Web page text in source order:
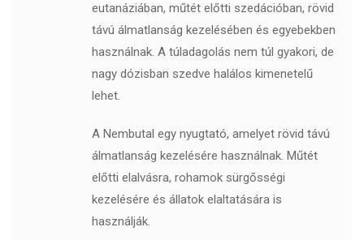
eutanáziában, műtét előtti szedációban, rövid
távú álmatlanság kezelésében és egyebekben
használnak. A túladagolás nem túl gyakori, de
nagy dózisban szedve halálos kimenetelű
lehet.
A Nembutal egy nyugtató, amelyet rövid távú
álmatlanság kezelésére használnak. Műtét
előtti elalvásra, rohamok sürgősségi
kezelésére és állatok elaltatására is
használják.